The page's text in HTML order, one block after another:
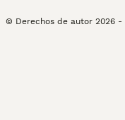
© Derechos de autor 2026 -